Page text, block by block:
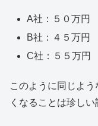
A社：５０万円
B社：４５万円
C社：５５万円
このように同じよ
くなることは珍しい